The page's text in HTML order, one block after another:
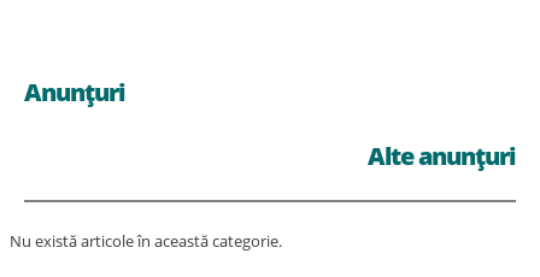
Anunțuri
Alte anunțuri
Nu există articole în această categorie.